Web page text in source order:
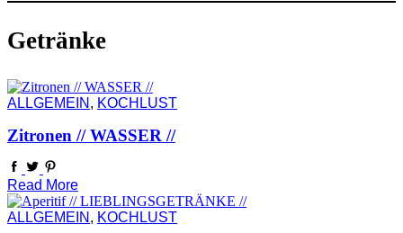
Getränke
ALLGEMEIN , KOCHLUST
Zitronen // WASSER //
Read More
ALLGEMEIN , KOCHLUST